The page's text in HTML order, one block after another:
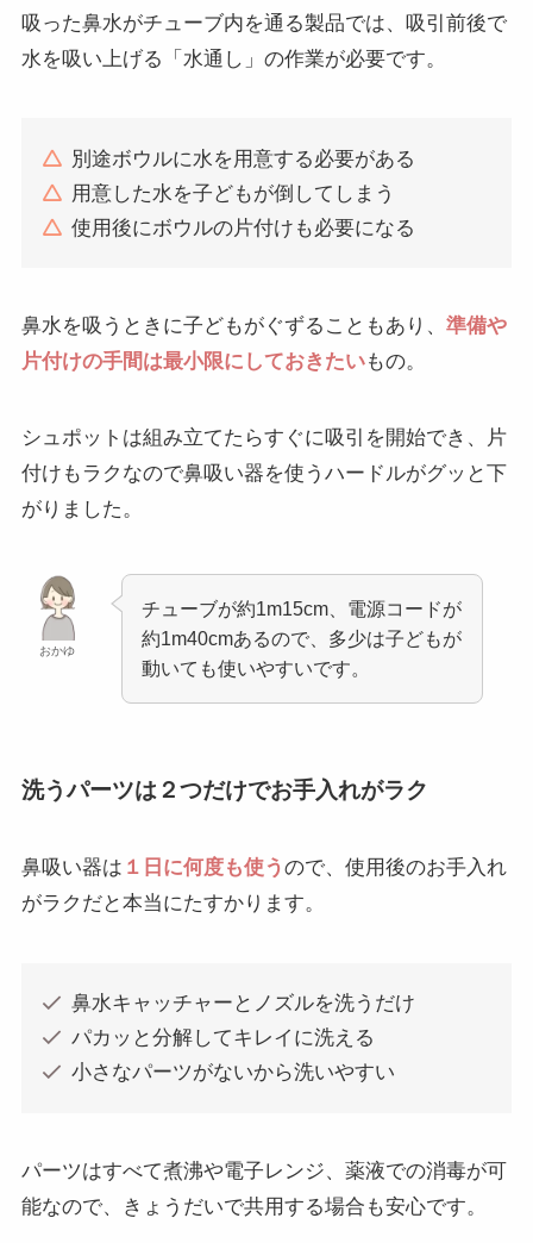
吸った鼻水がチューブ内を通る製品では、吸引前後で
水を吸い上げる「水通し」の作業が必要です。
別途ボウルに水を用意する必要がある
用意した水を子どもが倒してしまう
使用後にボウルの片付けも必要になる
鼻水を吸うときに子どもがぐずることもあり、 準備や
片付けの手間は最小限にしておきたいもの。
シュポットは組み立てたらすぐに吸引を開始でき、片
付けもラクなので鼻吸い器を使うハードルがグッと下
がりました。
おかゆ
チューブが約1m15cm、電源コードが
約1m40cmあるので、多少は子どもが
動いても使いやすいです。
洗うパーツは２つだけでお手入れがラク
鼻吸い器は １日に何度も使うので、使用後のお手入れ
がラクだと本当にたすかります。
鼻水キャッチャーとノズルを洗うだけ
パカッと分解してキレイに洗える
小さなパーツがないから洗いやすい
パーツはすべて煮沸や電子レンジ、薬液での消毒が可
能なので、きょうだいで共用する場合も安心です。